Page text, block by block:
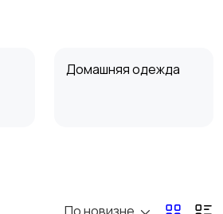
Домашняя одежда